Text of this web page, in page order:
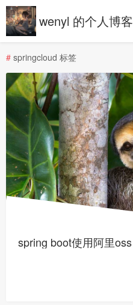
wenyl 的个人博客
# springcloud 标签
spring boot使用阿里oss